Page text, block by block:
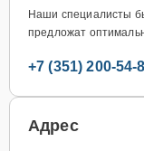
Наши специалисты
предложат
+7 (351) 200-54-
Адрес